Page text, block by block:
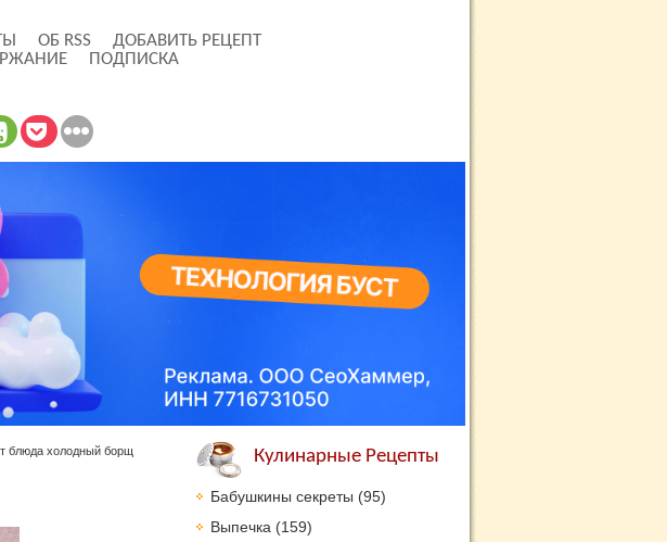
ОБ RSS
ДОБАВИТЬ РЕЦЕПТ
ПОДПИСКА
блюда холодный борщ Кулинарные Рецепты
Бабушкины секреты (95)
Выпечка (159)